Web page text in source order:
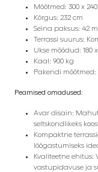
Mõõtmed: 300 x
Kõrgus: 232 cm
Seina paksus: 42
Terrassi suurus:
Ukse mõõdud: 180
Kaal: 900 kg
Pakendi mõõtmed:
Peamised omadused:
Avar disain:
seltskondlikeks
Kompaktne
lõõgastumiseks
Kvaliteetne
vastupidavuse ja